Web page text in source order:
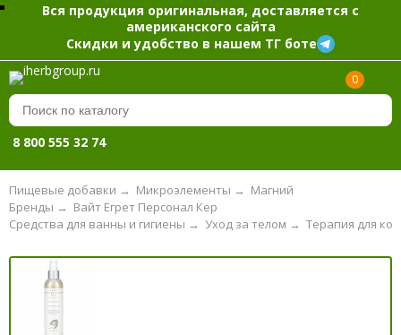
Вся продукция оригинальная, доставляется с
американского сайта
Скидки и удобство в нашем ТГ боте
0
8 800 555 32 74
Пищевые добавки → Микроэлементы → Магний
Вайт Егрет Персонал Кер
Бренды →
Терапия для
Уход за телом →
Средства для ванны и гигиены →